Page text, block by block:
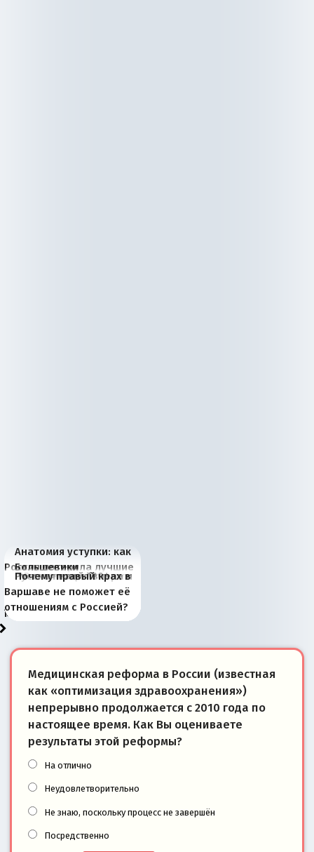
Анатомия уступки: как
Россия потеряла лучшие
рыбопромысловые
районы Баренцева
моря
Большевики
отличаются от «Яблока»
тем, что они -
победители
Киевская марионетка
Запада рассказала о
«переобувании» хозяев
В России назрели
перемены: 15 шагов к
суверенной экономике
Миграционный пожар
Европы
Россия начинает
сбрасывать балласт
Анкориджа
Россия зимой 1904
года: первые уступки во
внутренней политике
Русская нация вчера и
сегодня
Почему правый крах в
Варшаве не поможет её
отношениям с Россией?
Медицинская реформа в России (известная
как «оптимизация здравоохранения»)
непрерывно продолжается с 2010 года по
настоящее время. Как Вы оцениваете
результаты этой реформы?
На отлично
Неудовлетворительно
Не знаю, поскольку процесс не завершён
Посредственно